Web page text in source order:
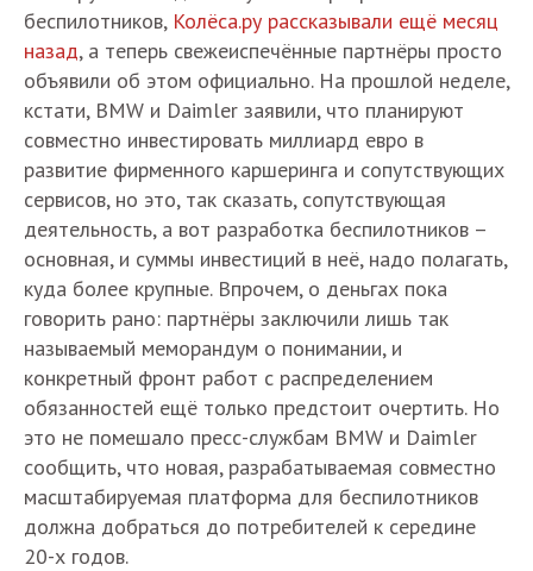
беспилотников, Колёса.ру рассказывали ещё месяц
назад, а теперь свежеиспечённые партнёры просто
объявили об этом официально. На прошлой неделе,
кстати, BMW и Daimler заявили, что планируют
совместно инвестировать миллиард евро в
развитие фирменного каршеринга и сопутствующих
сервисов, но это, так сказать, сопутствующая
деятельность, а вот разработка беспилотников –
основная, и суммы инвестиций в неё, надо полагать,
куда более крупные. Впрочем, о деньгах пока
говорить рано: партнёры заключили лишь так
называемый меморандум о понимании, и
конкретный фронт работ с распределением
обязанностей ещё только предстоит очертить. Но
это не помешало пресс-службам BMW и Daimler
сообщить, что новая, разрабатываемая совместно
масштабируемая платформа для беспилотников
должна добраться до потребителей к середине
20-х годов.